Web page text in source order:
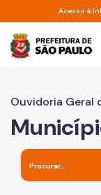
Pular para oAcesso à
Ouvidoria Geral